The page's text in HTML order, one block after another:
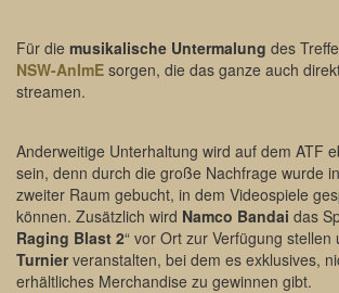
Für die musikalische Untermalung des
NSW-AnImE sorgen, die das ganze auch
streamen.
Anderweitige Unterhaltung wird auf dem ATF
sein, denn durch die große Nachfrage wurde
zweiter Raum gebucht, in dem Videospiele
können. Zusätzlich wird Namco Bandai das
Raging Blast 2“ vor Ort zur Verfügung stellen
Turnierveranstalten, bei dem es exklusives,
erhältliches Merchandise zu gewinnen gibt.